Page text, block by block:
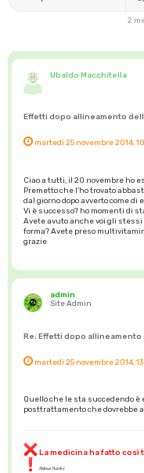
2
Ubaldo Macchitella
Effetti dopo allineamento
martedì 25 novembre 2014,
Ciao a tutti, il 20 novembre ho
Premetto che l'ho trovato
dal giorno dopo avverto come di
Vi è successo? ho momenti di
Avete avuto anche voi gli
forma? Avete preso
grazie
admin
Site Admin
Re: Effetti dopo
martedì 25 novembre 2014,
Quello che le sta succedendo
posttrattamento che dovrebbe
La medicina ha fatto così
Aldous Huxley